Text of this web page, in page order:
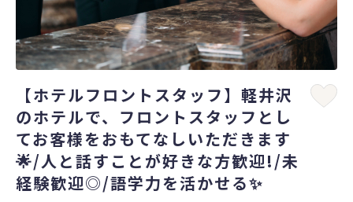
【ホテルフロントスタッフ】軽井沢
のホテルで、フロントスタッフとし
てお客様をおもてなしいただきます
🌟/人と話すことが好きな方歓迎!/未
経験歓迎◎/語学力を活かせる✨